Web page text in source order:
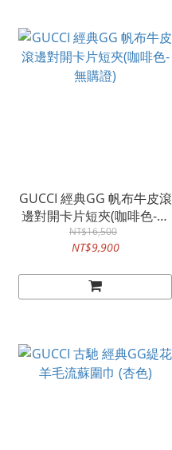
GUCCI 經典GG 帆布牛皮滾
邊對開卡片短夾(咖啡色-無
購證)
NT$16,500
NT$9,900